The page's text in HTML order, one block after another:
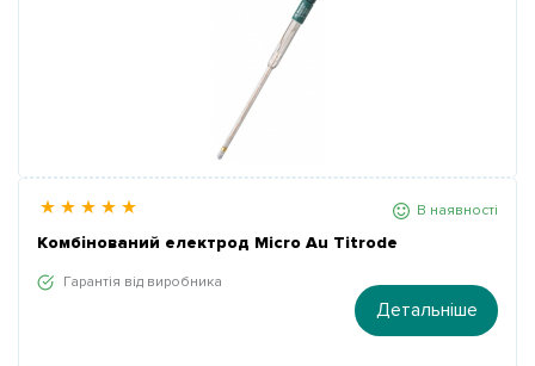
В наявності
Комбінований електрод Micro Au Titrode
Гарантія від виробника
Детальніше